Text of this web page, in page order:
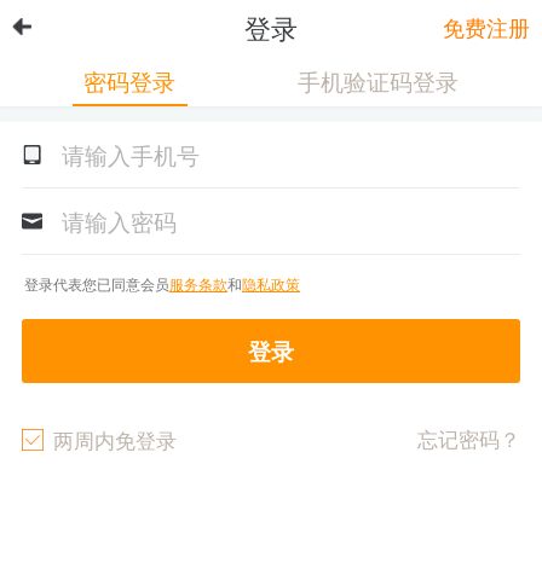
登录 免费注册
密码登录 手机验证码登录
登录代表您已同意会员服务条款和隐私政策
登录
两周内免登录 忘记密码？